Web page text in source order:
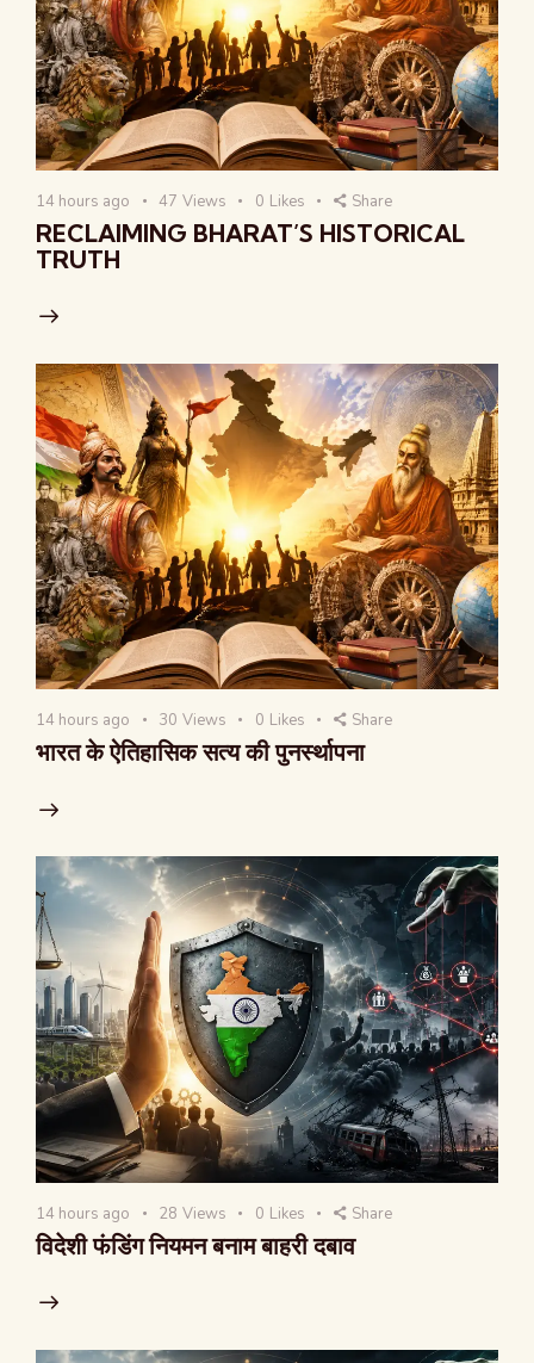
14 hours ago 47 Views 0 Likes Share
RECLAIMING BHARAT’S HISTORICAL
TRUTH
14 hours ago 30 Views 0 Likes Share
भारत के ऐतिहासिक सत्य की पुनर्स्थापना
14 hours ago 28 Views 0 Likes Share
विदेशी फंडिंग नियमन बनाम बाहरी दबाव